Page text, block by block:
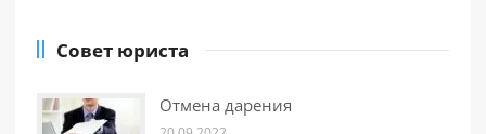
Совет юриста
Отмена дарения